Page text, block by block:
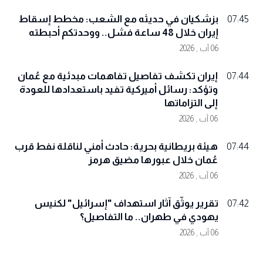
07:45
بزشكيان في حديثه مع الشعب: مخطط إسقاط
إيران خلال 48 ساعة فشل.. ووحدتكم أحبطته
06 آب , 2026
07:44
إيران تكشف تفاصيل تفاهمات مبدئية مع عُمان
وتؤكد: رسائل أميركية تفيد باستعدادها للعودة
إلى التزاماتها
06 آب , 2026
07:44
هيئة بريطانية بحرية: حادث أمني لناقلة نفط قرب
عُمان خلال عبورها مضيق هرمز
06 آب , 2026
07:42
تقرير يوثّق آثار استهداف "إسرائيل" لكنيس
يهودي في طهران.. ما التفاصيل؟
06 آب , 2026